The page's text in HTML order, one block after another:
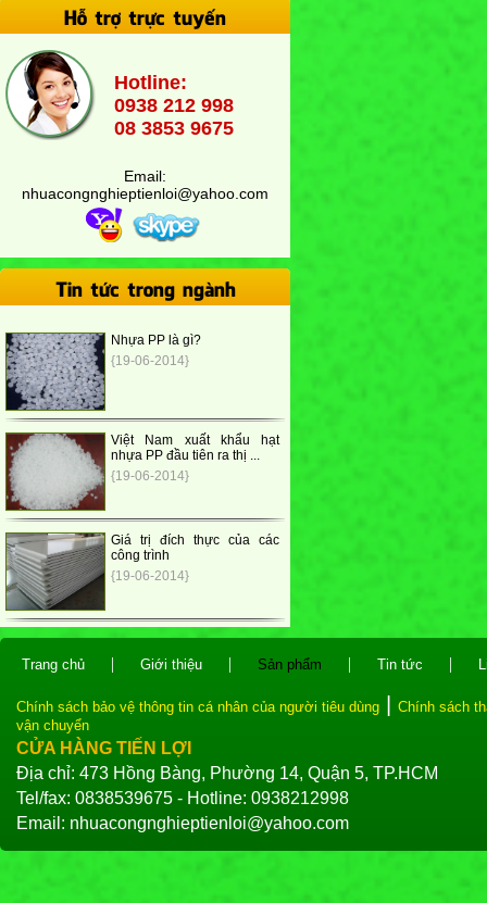
Hỗ trợ trực tuyến
Hotline:
0938 212 998
08 3853 9675
Email:
nhuacongnghieptienloi@yahoo.com
Tin tức trong ngành
Nhựa PP là gì?
{19-06-2014}
Việt Nam xuất khẩu hạt
nhựa PP đầu tiên ra thị ...
{19-06-2014}
Giá trị đích thực của các
công trình
{19-06-2014}
Trang chủ | Giới thiệu | Sản phẩm | Tin tức |
Chính sách bảo vệ thông tin cá nhân của người tiêu dùng
Chính sách
vận chuyển
CỬA HÀNG TIẾN LỢI
Địa chỉ: 473 Hồng Bàng, Phường 14, Quận 5, TP.HCM
Tel/fax: 0838539675 - Hotline: 0938212998
Email: nhuacongnghieptienloi@yahoo.com